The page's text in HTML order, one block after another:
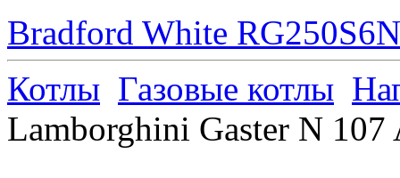
Bradford White
Котлы Газовые котлы
Lamborghini Gaster N 107